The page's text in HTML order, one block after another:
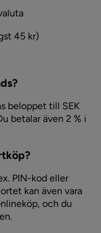
45 kr)
beloppet till SEK
betalar även 2 % i
PIN-kod eller
kan även vara
och du